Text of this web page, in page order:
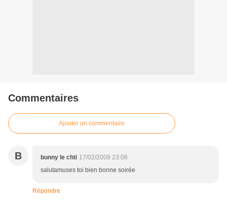
Commentaires
Ajouter un commentaire
B bunny le chti 17/02/2009 23:06
salutamuses toi bien bonne soirée
Répondre